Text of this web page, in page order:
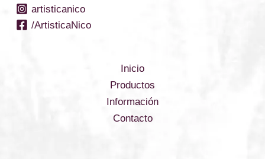
artisticanico
/ArtisticaNico
Inicio
Productos
Información
Contacto